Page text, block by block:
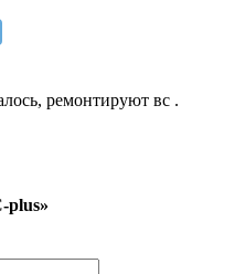
ремонтируют вс .
plus»